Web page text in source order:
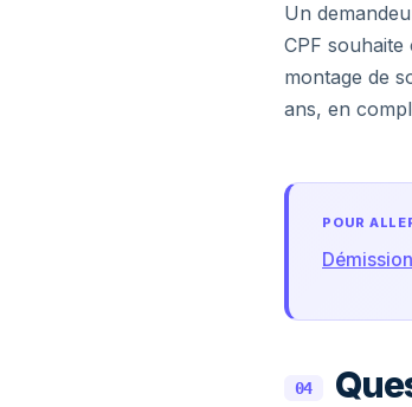
Un
CPF
montage de
ans, en
POUR
04